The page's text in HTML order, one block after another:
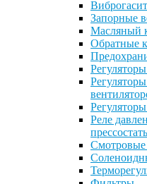
Запорные
Масляный
Обратные
Реле
Смотровые